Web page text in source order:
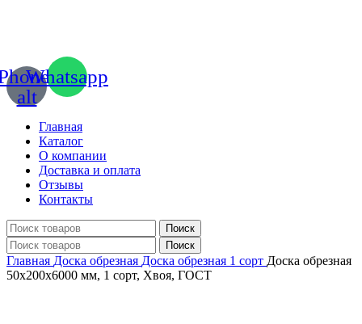
alt
Whatsapp
Главная
Каталог
О компании
Доставка и оплата
Отзывы
Контакты
Поиск
Поиск
Главная Доска обрезная Доска обрезная 1 сорт Доска обрезная
50х200х6000 мм, 1 сорт, Хвоя, ГОСТ